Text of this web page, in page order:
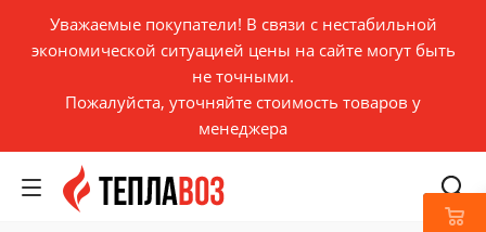
Уважаемые покупатели! В связи с нестабильной
экономической ситуацией цены на сайте могут быть
не точными.
Пожалуйста, уточняйте стоимость товаров у
менеджера